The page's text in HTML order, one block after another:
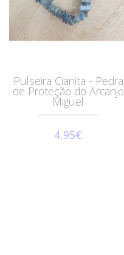
Pulseira Cianita - Pedra
de Proteção do Arcanjo
Miguel
4,95€